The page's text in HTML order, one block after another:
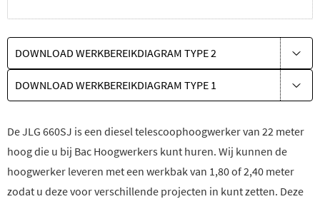
DOWNLOAD WERKBEREIKDIAGRAM TYPE 2
DOWNLOAD WERKBEREIKDIAGRAM TYPE 1
De JLG 660SJ is een diesel telescoophoogwerker van 22 meter
hoog die u bij Bac Hoogwerkers kunt huren. Wij kunnen de
hoogwerker leveren met een werkbak van 1,80 of 2,40 meter
zodat u deze voor verschillende projecten in kunt zetten. Deze